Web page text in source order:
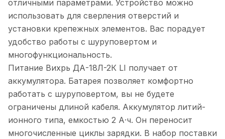
отличными параметрами. Устройство можно
использовать для сверления отверстий и
установки крепежных элементов. Вас порадует
удобство работы с шуруповертом и
многофункциональность.
Питание Вихрь ДА-18Л-2К LI получает от
аккумулятора. Батарея позволяет комфортно
работать с шуруповертом, вы не будете
ограничены длиной кабеля. Аккумулятор литий-
ионного типа, емкостью 2 А·ч. Он переносит
многочисленные циклы зарядки. В набор поставки